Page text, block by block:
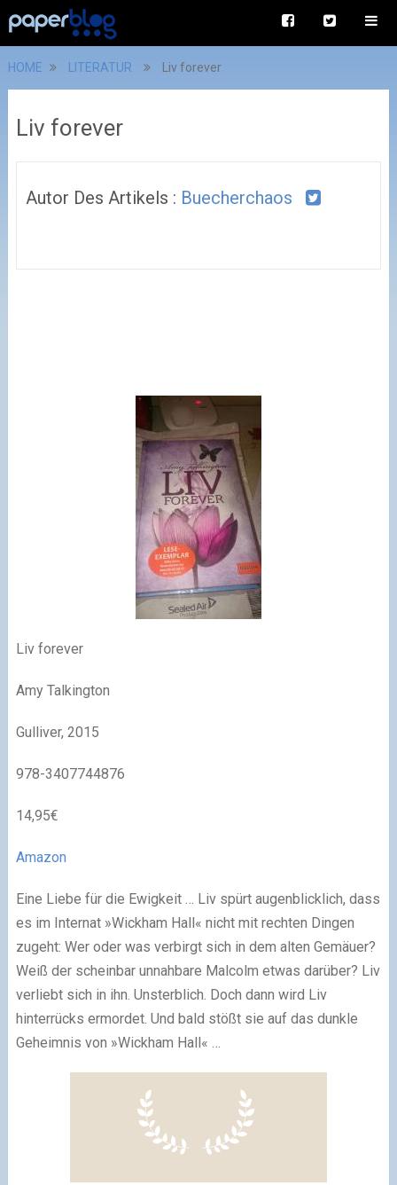
HOME LITERATUR Liv forever
Liv forever
Autor Des Artikels : Buecherchaos
Liv forever
Amy Talkington
Gulliver, 2015
978-3407744876
14,95€
Amazon
Eine Liebe für die Ewigkeit … Liv spürt augenblicklich, dass
es im Internat »Wickham Hall« nicht mit rechten Dingen
zugeht: Wer oder was verbirgt sich in dem alten Gemäuer?
Weiß der scheinbar unnahbare Malcolm etwas darüber? Liv
verliebt sich in ihn. Unsterblich. Doch dann wird Liv
hinterrücks ermordet. Und bald stößt sie auf das dunkle
Geheimnis von »Wickham Hall« …